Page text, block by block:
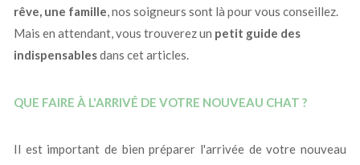
rêve, une famille, nos soigneurs sont là pour vous conseillez.
Mais en attendant, vous trouverez un petit guide des
indispensablesdans cet articles.
QUE FAIRE À L'ARRIVÉ DE VOTRE NOUVEAU CHAT ?
Il est important de bien préparer l'arrivée de votre nouveau